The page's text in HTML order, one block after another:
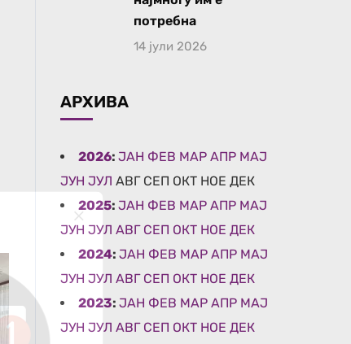
потребна
14 јули 2026
АРХИВА
2026: ЈАН ФЕВ МАР АПР МАЈ
ЈУН ЈУЛ АВГ СЕП ОКТ НОЕ ДЕК
2025: ЈАН ФЕВ МАР АПР МАЈ
ЈУН ЈУЛ АВГ СЕП ОКТ НОЕ ДЕК
2024: ЈАН ФЕВ МАР АПР МАЈ
ЈУН ЈУЛ АВГ СЕП ОКТ НОЕ ДЕК
2023: ЈАН ФЕВ МАР АПР МАЈ
ЈУН ЈУЛ АВГ СЕП ОКТ НОЕ ДЕК